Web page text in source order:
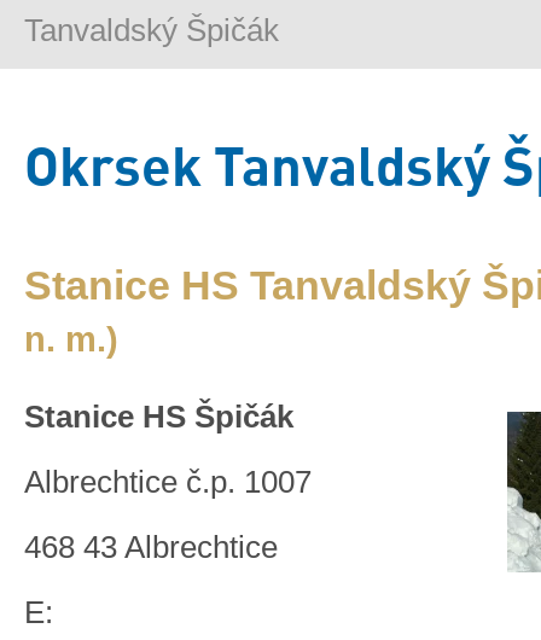
Tanvaldský Špičák
Okrsek Tanvaldský
Stanice HS Tanvaldský
n. m.)
Stanice HS Špičák
Albrechtice č.p. 1007
468 43 Albrechtice
E: